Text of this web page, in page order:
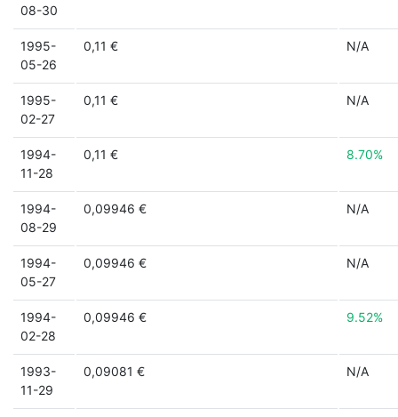
08-30
1995-
05-26
0,11 € N/A
1995-
02-27
0,11 € N/A
1994-
11-28
0,11 € 8.70%
1994-
08-29
0,09946 € N/A
1994-
05-27
0,09946 € N/A
1994-
02-28
0,09946 € 9.52%
1993-
11-29
0,09081 € N/A